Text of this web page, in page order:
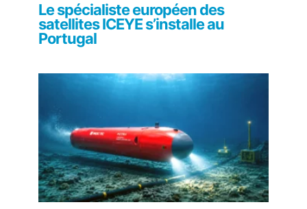
Le spécialiste européen des
satellites ICEYE s’installe au
Portugal